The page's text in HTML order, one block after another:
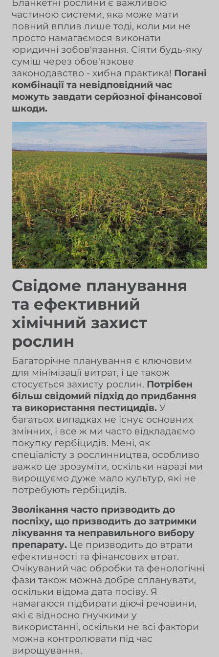
Бланкетні рослини є важливою
частиною системи, яка може мати
повний вплив лише тоді, коли ми не
просто намагаємося виконати
юридичні зобов'язання. Сіяти будь-яку
суміш через обов'язкове
законодавство - хибна практика! Погані
комбінації та невідповідний час
можуть завдати серйозної фінансової
шкоди.
Свідоме планування
та ефективний
хімічний захист
рослин
Багаторічне планування є ключовим
для мінімізації витрат, і це також
стосується захисту рослин. Потрібен
більш свідомий підхід до придбання
та використання пестицидів. У
багатьох випадках не існує основних
змінних, і все ж ми часто відкладаємо
покупку гербіцидів. Мені, як
спеціалісту з рослинництва, особливо
важко це зрозуміти, оскільки наразі ми
вирощуємо дуже мало культур, які не
потребують гербіцидів.
Зволікання часто призводить до
поспіху, що призводить до затримки
лікування та неправильного вибору
препарату. Це призводить до втрати
ефективності та фінансових втрат.
Очікуваний час обробки та фенологічні
фази також можна добре спланувати,
оскільки відома дата посіву. Я
намагаюся підбирати діючі речовини,
які є відносно гнучкими у
використанні, оскільки не всі фактори
можна контролювати під час
вирощування.